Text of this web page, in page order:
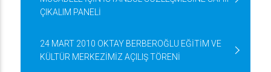
ÇIKALIM PANELİ
24 MART 2010 OKTAY BERBEROĞLU EĞİTİM VE
KÜLTÜR MERKEZİMİZ AÇILIŞ TÖRENİ